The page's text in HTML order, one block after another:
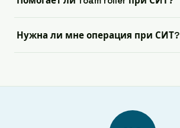
Нужна ли мне операция при СИТ?